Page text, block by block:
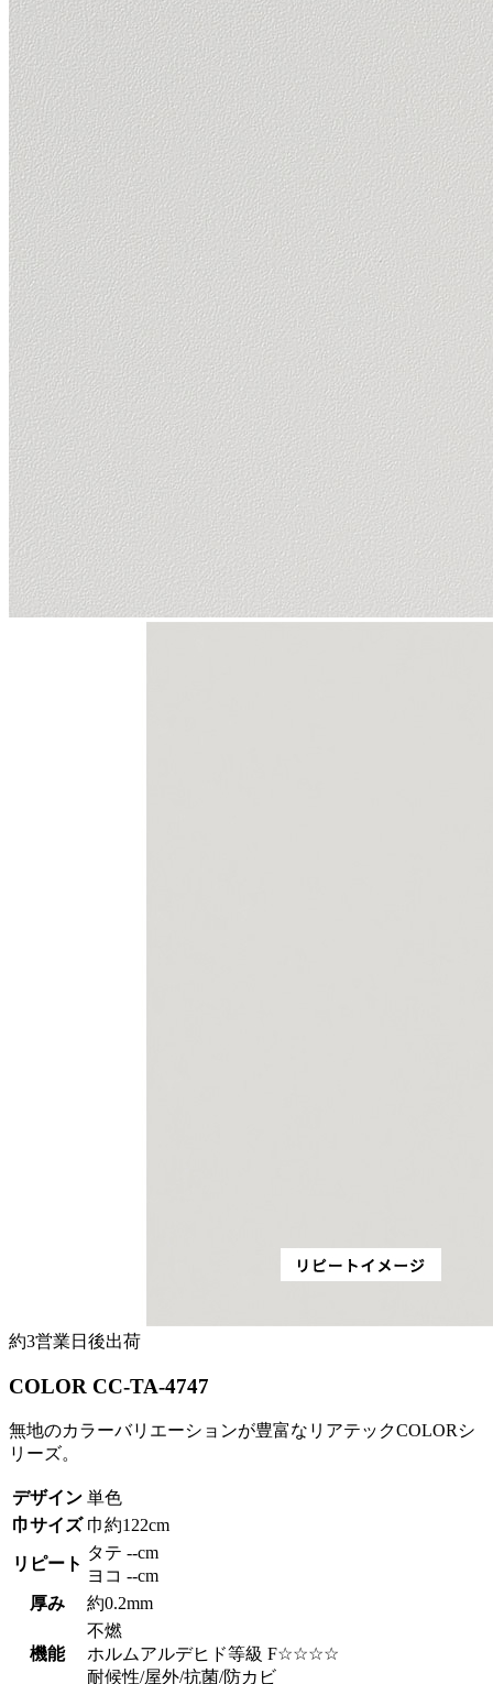
約3営業日後出荷
COLOR CC-TA-4747
無地のカラーバリエーションが豊富なリアテックCOLORシ
リーズ。
デザイン 単色
巾サイズ 巾約122cm
リピート
タテ --cm
ヨコ --cm
厚み
約0.2mm
機能
不燃
ホルムアルデヒド等級 F☆☆☆☆
耐候性/屋外/抗菌/防カビ